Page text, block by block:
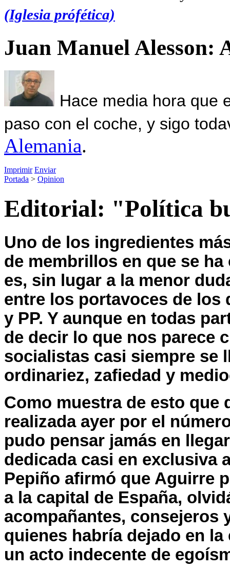
(Iglesia prófética)
Juan Manuel Alesson:
Hace media hora que
paso con el coche, y sigo
Alemania.
Imprimir Enviar
Portada > Opinion
Editorial: "Política
Uno de los ingredientes
de membrillos en que se
es, sin lugar a la menor
entre los portavoces de los
y PP. Y aunque en todas
de decir lo que nos parece
socialistas casi siempre se
ordinariez, zafiedad y
Como muestra de esto que
realizada ayer por el
pudo pensar jamás en
dedicada casi en exclusiva
Pepiño afirmó que Aguirre
a la capital de España,
acompañantes, consejeros
quienes habría dejado en
un acto indecente de